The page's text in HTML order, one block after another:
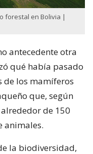
forestal en Bolivia |
antecedente otra
qué había pasado
de los mamíferos
que, según
de 150
animales.
la biodiversidad,